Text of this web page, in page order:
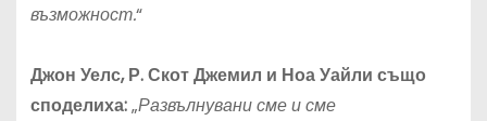
възможност.“
Джон Уелс, Р. Скот Джемил и Ноа Уайли също
споделиха:„Развълнувани сме и сме